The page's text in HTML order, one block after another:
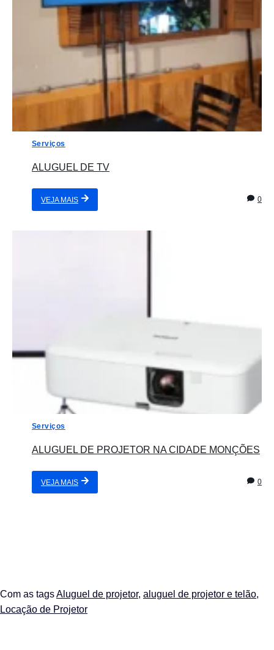
Serviços
ALUGUEL DE TV
VEJA MAIS 0
Serviços
ALUGUEL DE PROJETOR NA CIDADE MONÇÕES
VEJA MAIS 0
Com as tagsAluguel de projetor, aluguel de projetor e telão,
Locação de Projetor